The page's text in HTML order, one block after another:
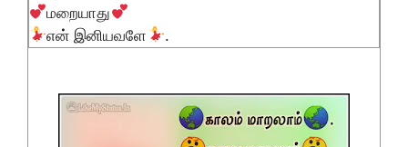
மறையாது
என் இனியவளே
.